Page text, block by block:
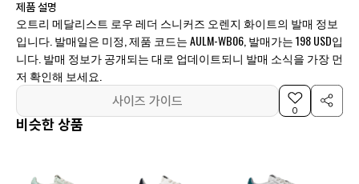
제품 설명
오트리 메달리스트 로우 레더 스니커즈 오렌지 화이트의 발매 정보
입니다. 발매일은 미정, 제품 코드는 AULM-WB06, 발매가는 198 USD입
니다. 발매 정보가 공개되는 대로 업데이트되니 발매 소식을 가장 먼
저 확인해 보세요.
사이즈 가이드
0
비슷한 상품